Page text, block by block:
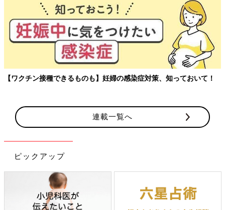
【ワクチン接種できるものも】妊婦の感染症対策、知っておいて！
連載一覧へ
ピックアップ